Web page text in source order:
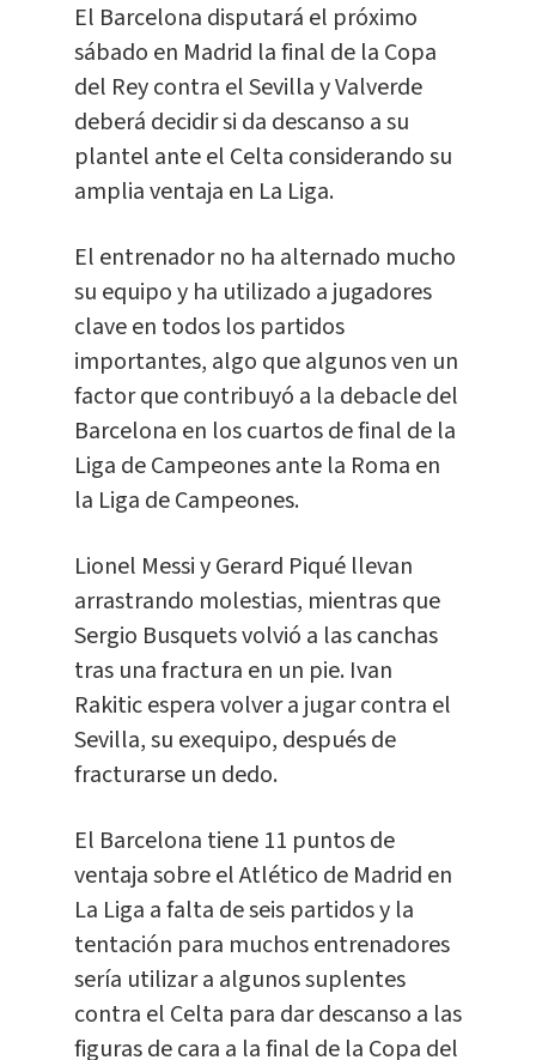
El Barcelona disputará el próximo
sábado en Madrid la final de la Copa
del Rey contra el Sevilla y Valverde
deberá decidir si da descanso a su
plantel ante el Celta considerando su
amplia ventaja en La Liga.
El entrenador no ha alternado mucho
su equipo y ha utilizado a jugadores
clave en todos los partidos
importantes, algo que algunos ven un
factor que contribuyó a la debacle del
Barcelona en los cuartos de final de la
Liga de Campeones ante la Roma en
la Liga de Campeones.
Lionel Messi y Gerard Piqué llevan
arrastrando molestias, mientras que
Sergio Busquets volvió a las canchas
tras una fractura en un pie. Ivan
Rakitic espera volver a jugar contra el
Sevilla, su exequipo, después de
fracturarse un dedo.
El Barcelona tiene 11 puntos de
ventaja sobre el Atlético de Madrid en
La Liga a falta de seis partidos y la
tentación para muchos entrenadores
sería utilizar a algunos suplentes
contra el Celta para dar descanso a las
figuras de cara a la final de la Copa del